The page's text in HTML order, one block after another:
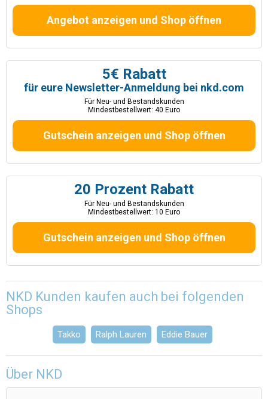
Angebot anzeigen und Shop öffnen
5€ Rabatt
für eure Newsletter-Anmeldung bei nkd.com
Für Neu- und Bestandskunden
Mindestbestellwert: 40 Euro
Gutschein anzeigen und Shop öffnen
20 Prozent Rabatt
Für Neu- und Bestandskunden
Mindestbestellwert: 10 Euro
Gutschein anzeigen und Shop öffnen
NKD Kunden kaufen auch bei folgenden
Shops
Takko Ralph Lauren Eddie Bauer
Über NKD